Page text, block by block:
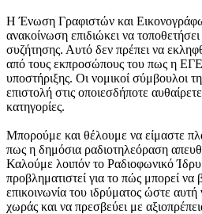
Η Ένωση Γραφιστών και
ανακοίνωση επιδιώκει να
συζήτησης. Αυτό δεν πρέπει να
από τους εκπροσώπους του πως η
υποστήριξης. Οι νομικοί σύμβουλοι
επιστολή στις οποιεσδήποτε
κατηγορίες.
Μπορούμε και θέλουμε να είμαστε
πως η δημόσια ραδιοτηλεόραση
Καλούμε λοιπόν το Ραδιοφωνικό
προβληματιστεί για το πώς μπορεί να
επικοινωνία του ιδρύματος ώστε αυτή
χωράς και να πρεσβεύει με